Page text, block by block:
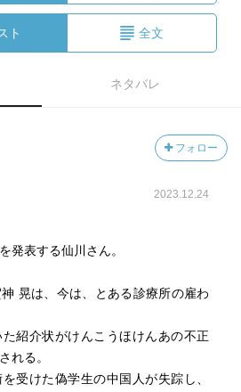
ト 全文
ネタバレ
フォロー
2023.12.24
発表する仙川さん。
晃は、今は、とある診療所の雇わ
紹介状がけんこうほけんあの不正
れる。
受けた偽学生の中国人が失踪し、